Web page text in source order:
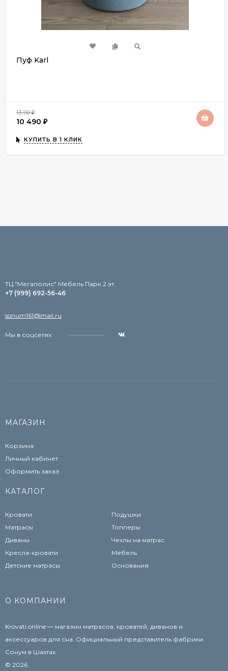
Пуф Karl
13 110₽
10 490 ₽
КУПИТЬ В 1 КЛИК
TЦ "Мегаполис" Мебель Парк 2 эт.
+7 (999) 692-56-46
sonum161@mail.ru
Мы в соцсетях
МАГАЗИН
Корзина
Личный кабинет
Оформить заказ
КАТАЛОГ
Кровати
Матрасы
Диваны
Кресла-кровати
Детские матрасы
Подушки
Топперы
Чехлы на матрас
Мебель
Основания
О КОМПАНИИ
Krovati.online — магазин матрасов, кроватей, диванов и
аксессуаров для сна. Официальный представитель фабрики
Сонум в Шахтах.
© 2026